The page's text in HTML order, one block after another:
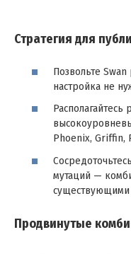
Стратегия для
Позвольте
настройка не
Phoenix, Griffin,
мутаций —
существующими
Продвинутые